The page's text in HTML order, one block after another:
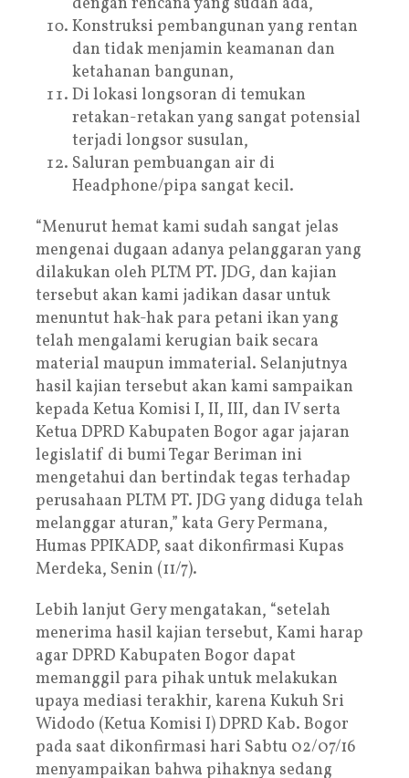
Konstruksi pembangunan yang rentan
dan tidak menjamin keamanan dan
ketahanan bangunan,
Di lokasi longsoran di temukan
retakan-retakan yang sangat potensial
terjadi longsor susulan,
Saluran pembuangan air di
Headphone/pipa sangat kecil.
“Menurut hemat kami sudah sangat jelas
mengenai dugaan adanya pelanggaran yang
dilakukan oleh PLTM PT. JDG, dan kajian
tersebut akan kami jadikan dasar untuk
menuntut hak-hak para petani ikan yang
telah mengalami kerugian baik secara
material maupun immaterial. Selanjutnya
hasil kajian tersebut akan kami sampaikan
kepada Ketua Komisi I, II, III, dan IV serta
Ketua DPRD Kabupaten Bogor agar jajaran
legislatif di bumi Tegar Beriman ini
mengetahui dan bertindak tegas terhadap
perusahaan PLTM PT. JDG yang diduga telah
melanggar aturan,” kata Gery Permana,
Humas PPIKADP, saat dikonfirmasi Kupas
Merdeka, Senin (11/7).
Lebih lanjut Gery mengatakan, “setelah
menerima hasil kajian tersebut, Kami harap
agar DPRD Kabupaten Bogor dapat
memanggil para pihak untuk melakukan
upaya mediasi terakhir, karena Kukuh Sri
Widodo (Ketua Komisi I) DPRD Kab. Bogor
pada saat dikonfirmasi hari Sabtu 02/07/16
menyampaikan bahwa pihaknya sedang